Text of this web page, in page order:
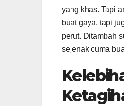
yang khas. Tapi
buat gaya, tapi
perut. Ditambah
sejenak cuma